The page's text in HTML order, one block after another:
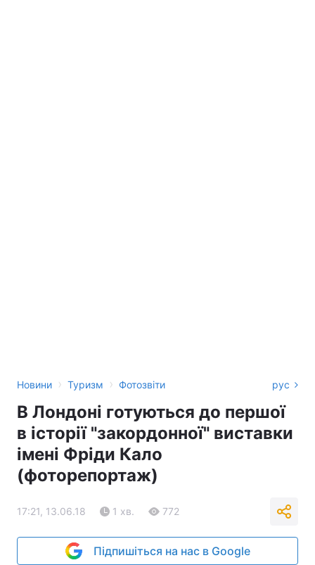
Новини › Туризм › Фотозвіти рус
В Лондоні готуються до першої
в історії "закордонної" виставки
імені Фріди Кало
(фоторепортаж)
17:21, 13.06.18 1 хв. 772
Підпишіться на нас в Google